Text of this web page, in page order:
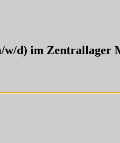
d) im Zentrallager